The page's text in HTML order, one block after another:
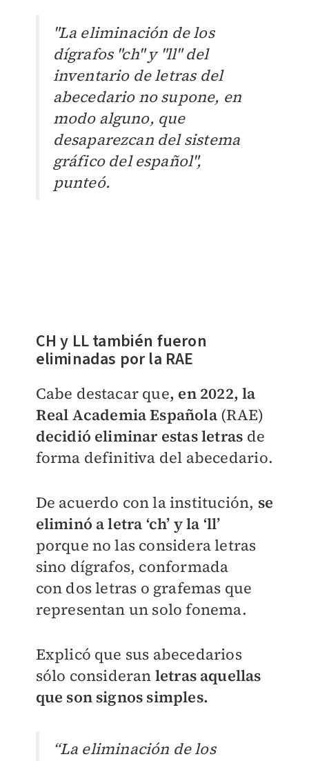
"La eliminación de los
dígrafos "ch" y "ll" del
inventario de letras del
abecedario no supone, en
modo alguno, que
desaparezcan del sistema
gráfico del español",
punteó.
CH y LL también fueron
eliminadas por la RAE
Cabe destacar que, en 2022, la
Real Academia Española(RAE)
decidió eliminar estas letras de
forma definitiva del abecedario.
De acuerdo con la institución, se
eliminó a letra ‘ch’ y la ‘ll’
porque no las considera letras
sino dígrafos, conformada
con dos letras o grafemas que
representan un solo fonema.
Explicó que sus abecedarios
sólo consideran letras aquellas
que son signos simples.
“La eliminación de los